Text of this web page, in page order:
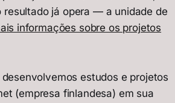
resultado já opera — a unidade de
informações sobre os projetos
desenvolvemos estudos e projetos
(empresa finlandesa) em sua